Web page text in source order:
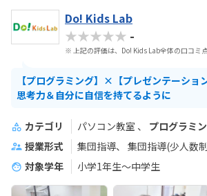
Do! Kids Lab
★★★★★ -
※ 上記の評価は、Do! Kids Lab全体の口コミ
【プログラミング】×【プレゼンテーショ
思考力＆自分に自信を持てるように
カテゴリ パソコン教室
プログラミ
授業形式
集団指導 集団指導(少人数
対象学年
小学1年生～中学生